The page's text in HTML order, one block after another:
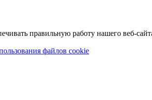
правильную работу нашего веб-
файлов cookie